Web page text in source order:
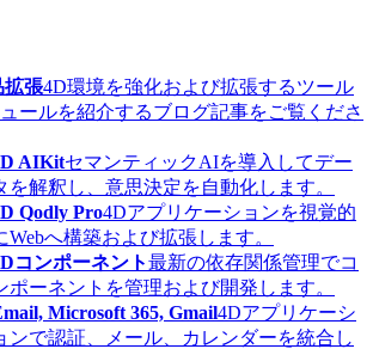
拡張4D環境を強化および拡張するツール
ールを紹介するブログ記事をご覧くださ
AIKitセマンティックAIを導入してデー
を解釈し、意思決定を自動化します。
Qodly Pro4Dアプリケーションを視覚的
Webへ構築および拡張します。
コンポーネント最新の依存関係管理でコ
ポーネントを管理および開発します。
Microsoft 365, Gmail4Dアプリケーシ
ンで認証、メール、カレンダーを統合し